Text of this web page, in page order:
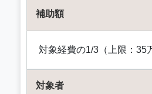
補助額
対象経費の1/3（上限：35
対象者